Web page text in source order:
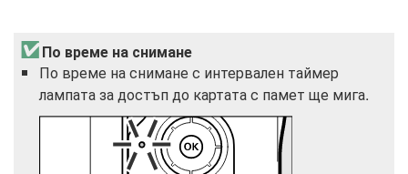
По време на снимане
По време на снимане с интервален таймер
лампата за достъп до картата с памет ще мига.